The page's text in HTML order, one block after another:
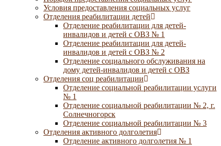
Условия предоставления социальных услуг
Отделения реабилитации детей
Отделение реабилитации для детей-
инвалидов и детей с ОВЗ № 1
Отделение реабилитации для детей-
инвалидов и детей с ОВЗ № 2
Отделение социального обслуживания на
дому детей-инвалидов и детей с ОВЗ
Отделения соц реабилитации
Отделение социальной реабилитации услуги
№ 1
Отделение социальной реабилитации № 2, г.
Солнечногорск
Отделение социальной реабилитации № 3
Отделения активного долголетия
Отделение активного долголетия № 1